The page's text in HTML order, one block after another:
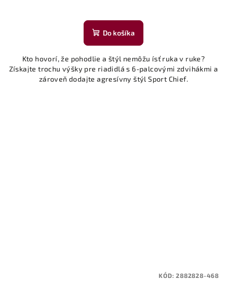
Do košíka
Kto hovorí, že pohodlie a štýl nemôžu ísť ruka v ruke?
Získajte trochu výšky pre riadidlá s 6-palcovými zdvihákmi a
zároveň dodajte agresívny štýl Sport Chief.
KÓD:2882828-468